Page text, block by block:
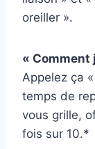
oreiller ».
« Comment
Appelez ça
temps de
vous grille,
fois sur 10.*